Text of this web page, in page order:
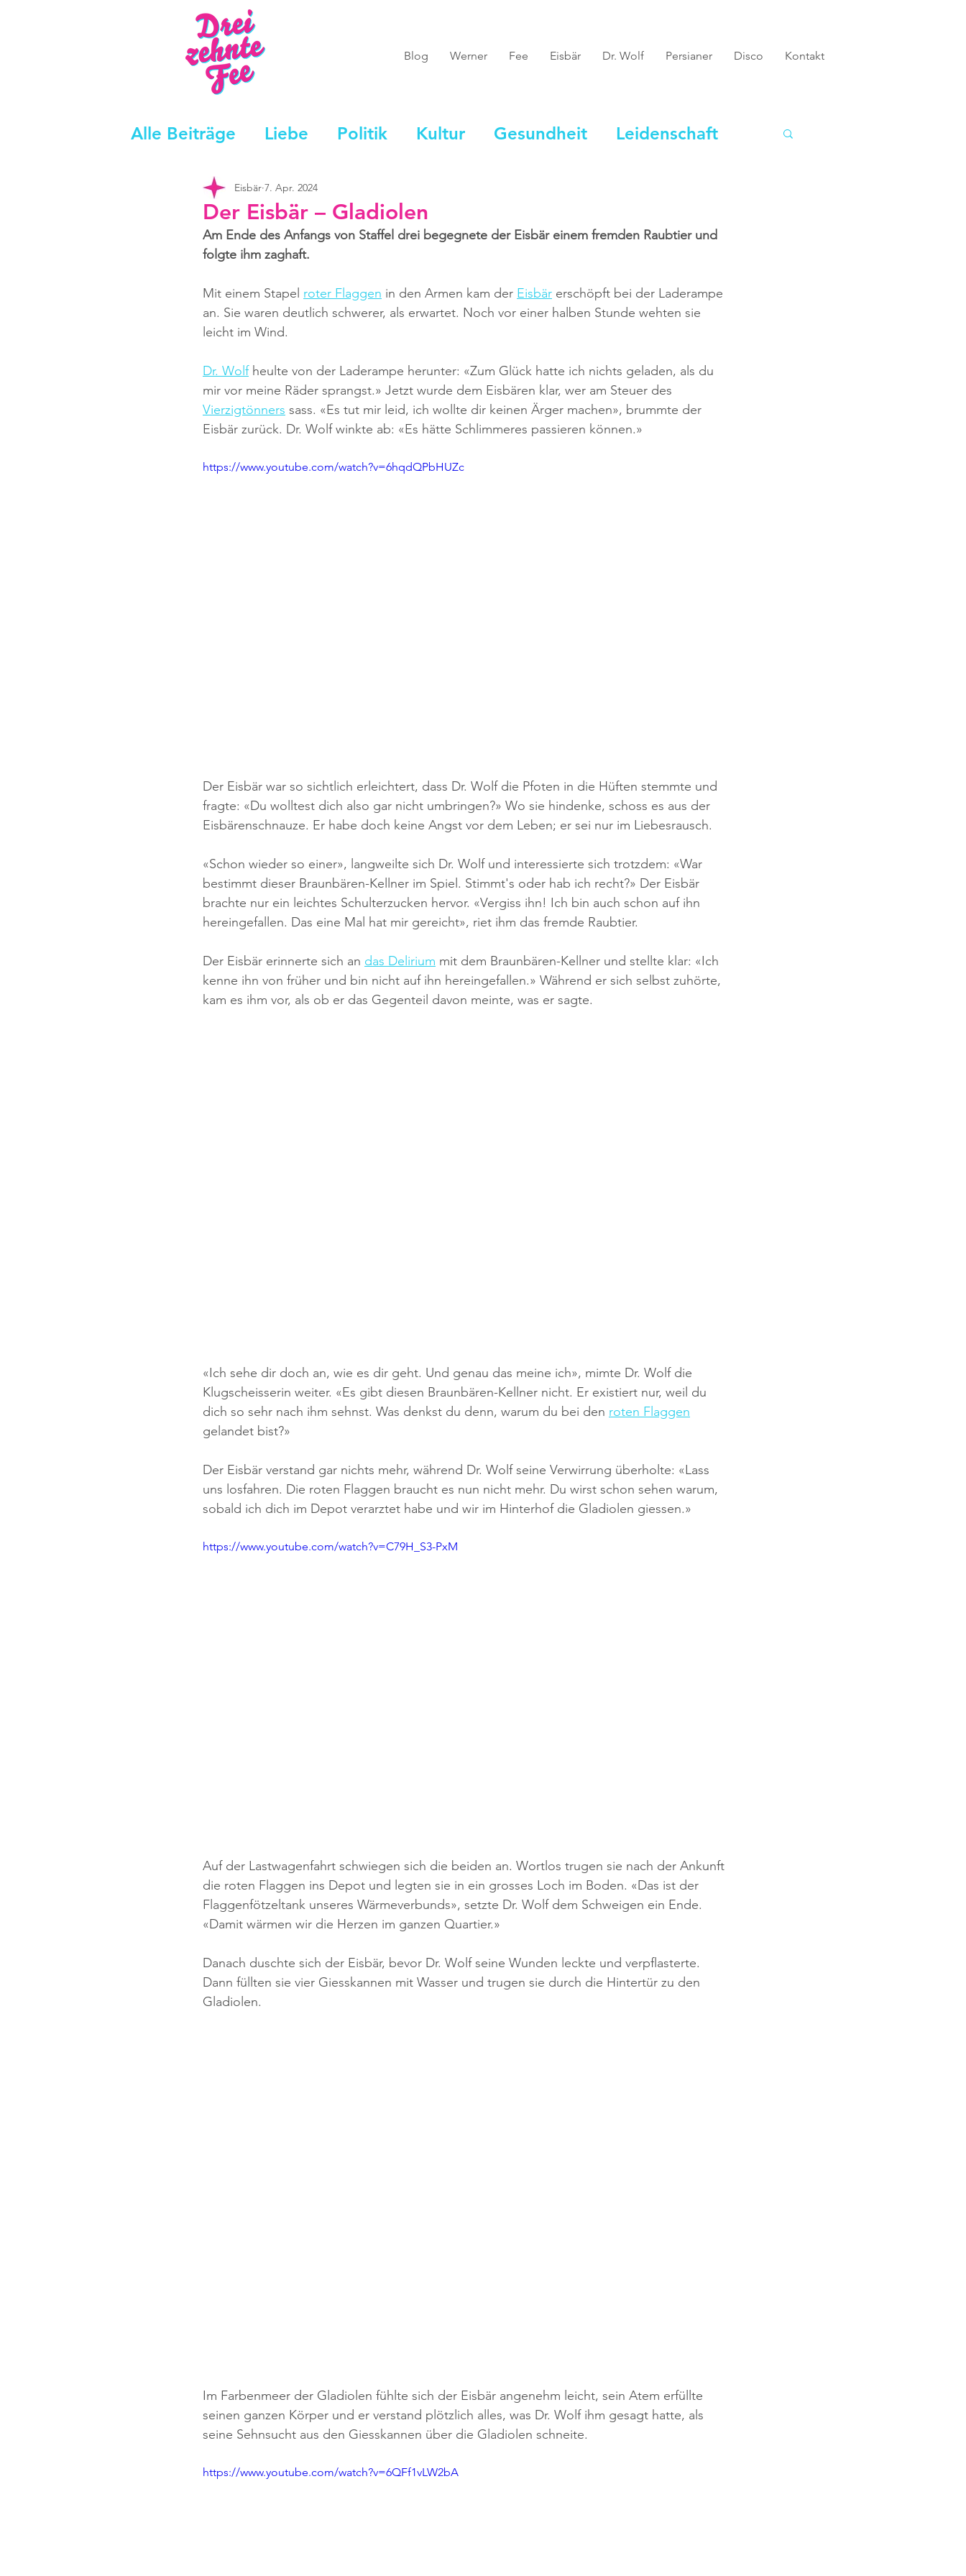
Blog Werner Fee Eisbär Dr. Wolf Persianer Disco Kontakt
Alle Beiträge Liebe Politik Kultur Gesundheit Leidenschaft
Der Eisbär – Gladiolen
Eisbär 7. Apr. 2024
Am Ende des Anfangs von Staffel drei begegnete der Eisbär einem fremden Raubtier und
folgte ihm zaghaft.
Mit einem Stapel roter Flaggen in den Armen kam der Eisbär erschöpft bei der Laderampe
an. Sie waren deutlich schwerer, als erwartet. Noch vor einer halben Stunde wehten sie
leicht im Wind.
Dr. Wolf heulte von der Laderampe herunter: «Zum Glück hatte ich nichts geladen, als du
mir vor meine Räder sprangst.» Jetzt wurde dem Eisbären klar, wer am Steuer des
Vierzigtönners sass. «Es tut mir leid, ich wollte dir keinen Ärger machen», brummte der
Eisbär zurück. Dr. Wolf winkte ab: «Es hätte Schlimmeres passieren können.»
https://www.youtube.com/watch?v=6hqdQPbHUZc
Der Eisbär war so sichtlich erleichtert, dass Dr. Wolf die Pfoten in die Hüften stemmte und
fragte: «Du wolltest dich also gar nicht umbringen?» Wo sie hindenke, schoss es aus der
Eisbärenschnauze. Er habe doch keine Angst vor dem Leben; er sei nur im Liebesrausch.
«Schon wieder so einer», langweilte sich Dr. Wolf und interessierte sich trotzdem: «War
bestimmt dieser Braunbären-Kellner im Spiel. Stimmt's oder hab ich recht?» Der Eisbär
brachte nur ein leichtes Schulterzucken hervor. «Vergiss ihn! Ich bin auch schon auf ihn
hereingefallen. Das eine Mal hat mir gereicht», riet ihm das fremde Raubtier.
Der Eisbär erinnerte sich an das Delirium mit dem Braunbären-Kellner und stellte klar: «Ich
kenne ihn von früher und bin nicht auf ihn hereingefallen.» Während er sich selbst zuhörte,
kam es ihm vor, als ob er das Gegenteil davon meinte, was er sagte.
«Ich sehe dir doch an, wie es dir geht. Und genau das meine ich», mimte Dr. Wolf die
Klugscheisserin weiter. «Es gibt diesen Braunbären-Kellner nicht. Er existiert nur, weil du
dich so sehr nach ihm sehnst. Was denkst du denn, warum du bei den roten Flaggen
gelandet bist?»
Der Eisbär verstand gar nichts mehr, während Dr. Wolf seine Verwirrung überholte: «Lass
uns losfahren. Die roten Flaggen braucht es nun nicht mehr. Du wirst schon sehen warum,
sobald ich dich im Depot verarztet habe und wir im Hinterhof die Gladiolen giessen.»
https://www.youtube.com/watch?v=C79H_S3-PxM
Auf der Lastwagenfahrt schwiegen sich die beiden an. Wortlos trugen sie nach der Ankunft
die roten Flaggen ins Depot und legten sie in ein grosses Loch im Boden. «Das ist der
Flaggenfötzeltank unseres Wärmeverbunds», setzte Dr. Wolf dem Schweigen ein Ende.
«Damit wärmen wir die Herzen im ganzen Quartier.»
Danach duschte sich der Eisbär, bevor Dr. Wolf seine Wunden leckte und verpflasterte.
Dann füllten sie vier Giesskannen mit Wasser und trugen sie durch die Hintertür zu den
Gladiolen.
Im Farbenmeer der Gladiolen fühlte sich der Eisbär angenehm leicht, sein Atem erfüllte
seinen ganzen Körper und er verstand plötzlich alles, was Dr. Wolf ihm gesagt hatte, als
seine Sehnsucht aus den Giesskannen über die Gladiolen schneite.
https://www.youtube.com/watch?v=6QFf1vLW2bA